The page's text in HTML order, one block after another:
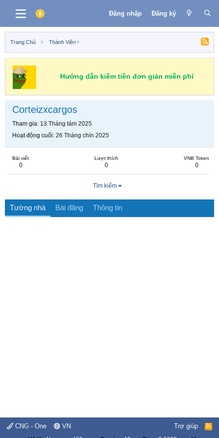
Đăng nhập Đăng ký
Trang Chủ Thành Viên
Hướng dẫn kiếm tiền đơn giản miễn phí
Corteizxcargos
Tham gia 13 Tháng tám 2025
Hoạt động cuối 26 Tháng chín 2025
Bài viết
0
Lượt thích
0
VNB Token
0
Tìm kiếm
Tường nhà Bài đăng Thông tin
CNG - One VN Trợ giúp
R